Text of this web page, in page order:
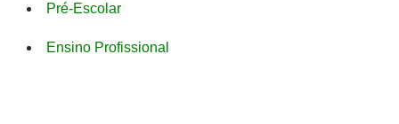
Pré-Escolar
Ensino Profissional